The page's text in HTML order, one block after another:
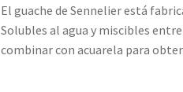
El guache de Sennelier está
Solubles al agua y miscibles
combinar con acuarela para